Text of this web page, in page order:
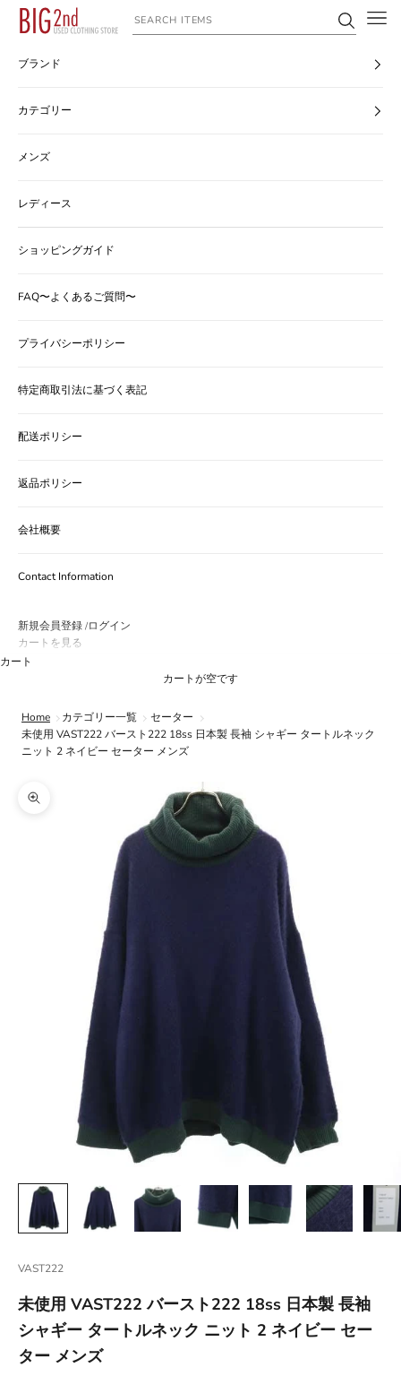
コンテンツへスキップ
ヴィンテージ古着のオンライン通販なら【公式】古着屋BIG2nd
ブランド
カテゴリー
メンズ
レディース
ショッピングガイド
FAQ〜よくあるご質問〜
プライバシーポリシー
特定商取引法に基づく表記
配送ポリシー
返品ポリシー
会社概要
Contact Information
新規会員登録 /ログイン
カートを見る
カート
カートが空です
Home カテゴリー一覧
セーター
未使用 VAST222 バースト222 18ss 日本製 長袖 シャギー タートルネック
ニット 2 ネイビー セーター メンズ
ズームイン
VAST222
未使用 VAST222 バースト222 18ss 日本製 長袖
シャギー タートルネック ニット 2 ネイビー セー
ター メンズ